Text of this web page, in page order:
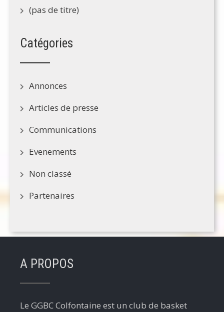
(pas de titre)
Catégories
Annonces
Articles de presse
Communications
Evenements
Non classé
Partenaires
A PROPOS
Le GGBC Colfontaine est un club de basket